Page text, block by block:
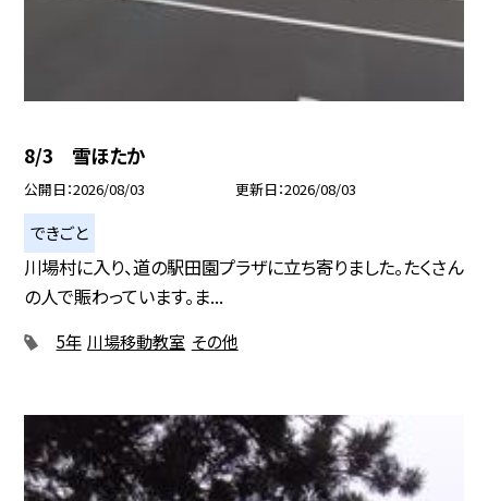
8/3 雪ほたか
公開日 2026/08/03 更新日 2026/08/03
できごと
川場村に入り、道の駅田園プラザに立ち寄りました。たくさん
の人で賑わっています。ま...
5年 川場移動教室 その他